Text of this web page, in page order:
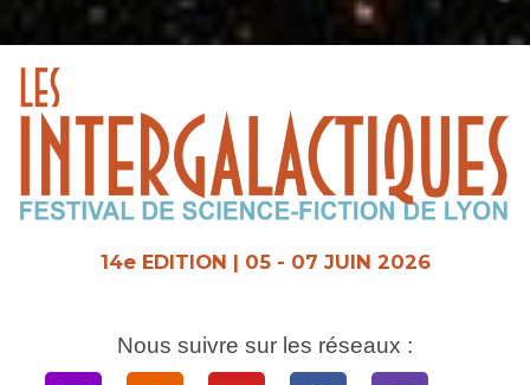
14e EDITION | 05 - 07 JUIN 2026
Nous suivre sur les réseaux :
DiscordInstagramYoutubeFacebookTwitch